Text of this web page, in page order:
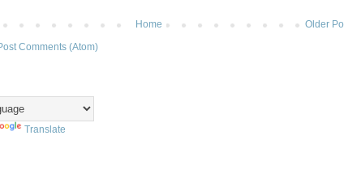
Older
Home
Comments (Atom)
Translate